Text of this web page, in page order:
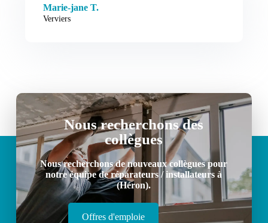
Marie-jane T.
Verviers
Nous recherchons des
collègues
Nous recherchons de nouveaux collègues pour
notre équipe de réparateurs / installateurs à
(Héron).
Offres d'emploie